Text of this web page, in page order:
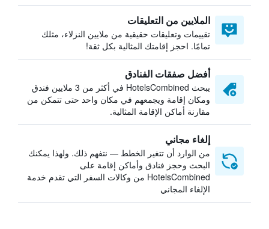
الملايين من التعليقات
تقييمات وتعليقات حقيقية من ملايين النزلاء، مثلك
تمامًا. احجز إقامتك المثالية بكل ثقة!
أفضل صفقات الفنادق
يبحث HotelsCombined في أكثر من 3 ملايين فندق
ومكان إقامة ويجمعهم في مكان واحد حتى تتمكن من
مقارنة أماكن الإقامة المثالية.
إلغاء مجاني
من الوارد أن تتغير الخطط — نتفهم ذلك. ولهذا يمكنك
البحث وحجز فنادق وأماكن إقامة على
HotelsCombined من وكالات السفر التي تقدم خدمة
الإلغاء المجاني